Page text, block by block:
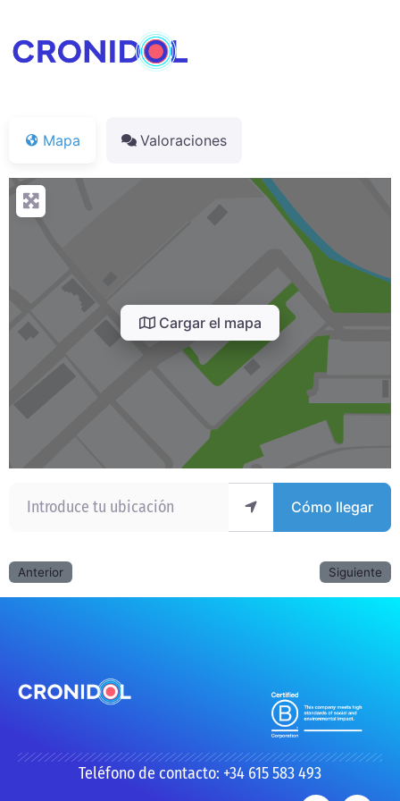
Mapa Valoraciones
Cargar el mapa
Cómo llegar
Anterior Siguiente
Teléfono de contacto: +34 615 583 493